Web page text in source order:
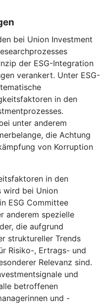
bei Union Investment
der ESG-Integration
verankert. Unter ESG-
in den
unter anderem
die Achtung
von Korruption
in den
wird bei Union
ESG Committee
anderem spezielle
die aufgrund
struktureller Trends
Risiko-, Ertrags- und
Relevanz sind.
und
betroffenen
und -